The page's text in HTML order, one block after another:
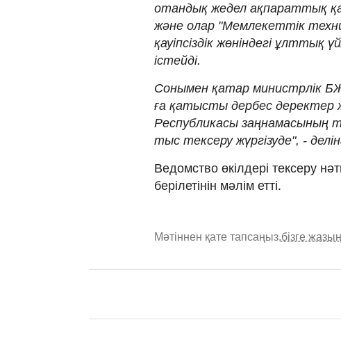
отандық жедел ақпараттық
және олар "Мемлекеттік
қауіпсіздік жөніндегі
істейді.
Сонымен қатар министрлік
ға қатысты дербес деректер
Республикасы заңнамасының
тыс тексеру жүргізуде", -
Ведомство өкілдері тексеру
берілетінін мәлім етті.
Мәтіннен қате тапсаңыз,бізге